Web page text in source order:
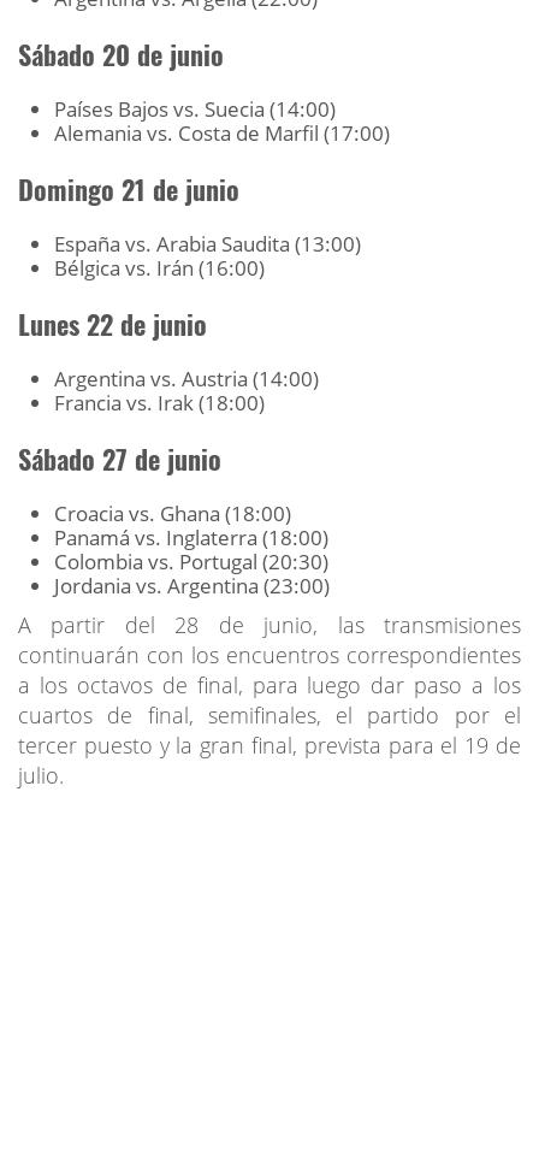
Sábado 20 de junio
Países Bajos vs. Suecia (14:00)
Alemania vs. Costa de Marfil (17:00)
Domingo 21 de junio
España vs. Arabia Saudita (13:00)
Bélgica vs. Irán (16:00)
Lunes 22 de junio
Argentina vs. Austria (14:00)
Francia vs. Irak (18:00)
Sábado 27 de junio
Croacia vs. Ghana (18:00)
Panamá vs. Inglaterra (18:00)
Colombia vs. Portugal (20:30)
Jordania vs. Argentina (23:00)
A partir del 28 de junio, las transmisiones
continuarán con los encuentros correspondientes
a los octavos de final, para luego dar paso a los
cuartos de final, semifinales, el partido por el
tercer puesto y la gran final, prevista para el 19 de
julio.